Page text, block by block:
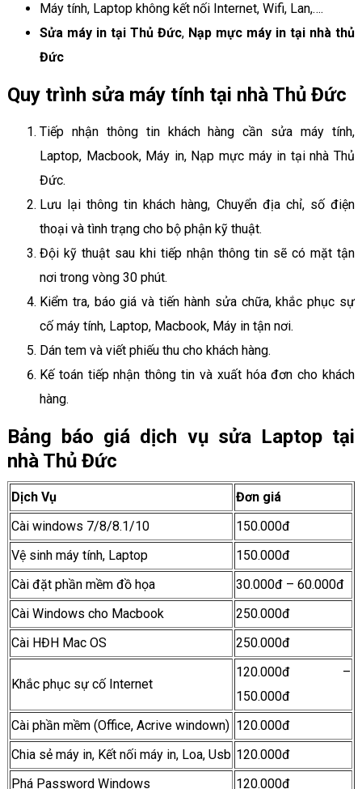
Máy tính, Laptop không kết nối Internet, Wifi, Lan,….
Sửa máy in tại Thủ Đức, Nạp mực máy in tại nhà thủ
Đức
Quy trình sửa máy tính tại nhà Thủ Đức
Tiếp nhận thông tin khách hàng cần sửa máy tính,
Laptop, Macbook, Máy in, Nạp mực máy in tại nhà Thủ
Đức.
Lưu lại thông tin khách hàng, Chuyển địa chỉ, số điện
thoại và tình trạng cho bộ phận kỹ thuật.
Đội kỹ thuật sau khi tiếp nhận thông tin sẽ có mặt tận
nơi trong vòng 30 phút.
Kiểm tra, báo giá và tiến hành sửa chữa, khắc phục sự
cố máy tính, Laptop, Macbook, Máy in tận nơi.
Dán tem và viết phiếu thu cho khách hàng.
Kế toán tiếp nhận thông tin và xuất hóa đơn cho khách
hàng.
Bảng báo giá dịch vụ sửa Laptop tại
nhà Thủ Đức
Dịch Vụ
Đơn giá
Cài windows 7/8/8.1/10
150.000đ
Vệ sinh máy tính, Laptop
150.000đ
Cài đặt phần mềm đồ họa
30.000đ – 60.000đ
Cài Windows cho Macbook
250.000đ
Cài HĐH Mac OS
250.000đ
Khắc phục sự cố Internet
120.000đ –
150.000đ
Cài phần mềm (Office, Acrive windown) 120.000đ
Chia sẻ máy in, Kết nối máy in, Loa, Usb 120.000đ
Phá Password Windows
120.000đ